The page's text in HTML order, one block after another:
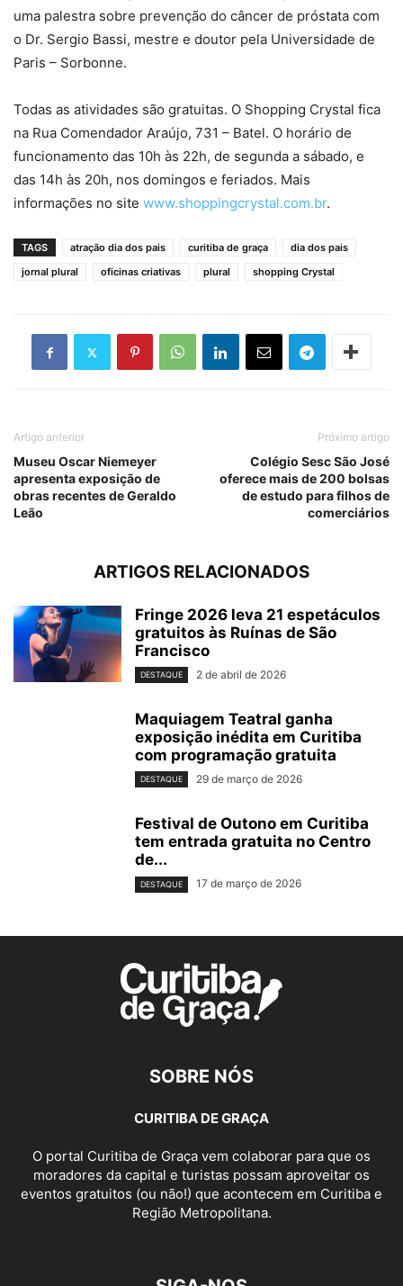
uma palestra sobre prevenção do câncer de próstata com
o Dr. Sergio Bassi, mestre e doutor pela Universidade de
Paris – Sorbonne.
Todas as atividades são gratuitas. O Shopping Crystal fica
na Rua Comendador Araújo, 731 – Batel. O horário de
funcionamento das 10h às 22h, de segunda a sábado, e
das 14h às 20h, nos domingos e feriados. Mais
informações no site www.shoppingcrystal.com.br.
TAGS atração dia dos pais curitiba de graça
dia dos pais
jornal plural
oficinas criativas plural shopping Crystal
Artigo anterior
Museu Oscar Niemeyer
apresenta exposição de
obras recentes de Geraldo
Leão
Próximo artigo
Colégio Sesc São José
oferece mais de 200 bolsas
de estudo para filhos de
comerciários
ARTIGOS RELACIONADOS
Fringe 2026 leva 21 espetáculos
gratuitos às Ruínas de São
Francisco
DESTAQUE 2 de abril de 2026
Maquiagem Teatral ganha
exposição inédita em Curitiba
com programação gratuita
DESTAQUE 29 de março de 2026
Festival de Outono em Curitiba
tem entrada gratuita no Centro
de...
DESTAQUE 17 de março de 2026
SOBRE NÓS
CURITIBA DE GRAÇA
O portal Curitiba de Graça vem colaborar para que os
moradores da capital e turistas possam aproveitar os
eventos gratuitos (ou não!) que acontecem em Curitiba e
Região Metropolitana.